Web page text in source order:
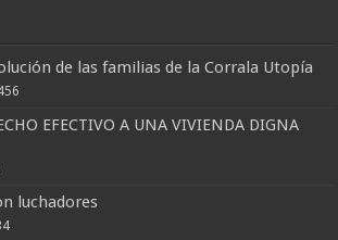
de las familias de la Corrala Utopía
EFECTIVO A UNA VIVIENDA DIGNA
luchadores